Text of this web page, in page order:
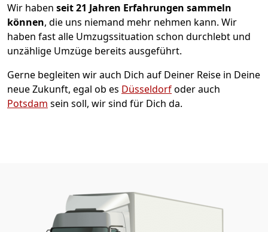
Wir haben seit21 Jahren Erfahrungen sammeln
können, die uns niemand mehr nehmen kann. Wir
haben fast alle Umzugssituation schon durchlebt und
unzählige Umzüge bereits ausgeführt.
Gerne begleiten wir auch Dich auf Deiner Reise in Deine
neue Zukunft, egal ob es Düsseldorfoder auch
Potsdam sein soll, wir sind für Dich da.